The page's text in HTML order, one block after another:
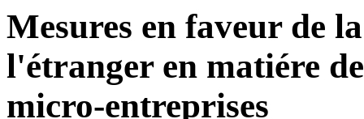
Mesures en faveur de
l'étranger en matiére
micro-entreprises